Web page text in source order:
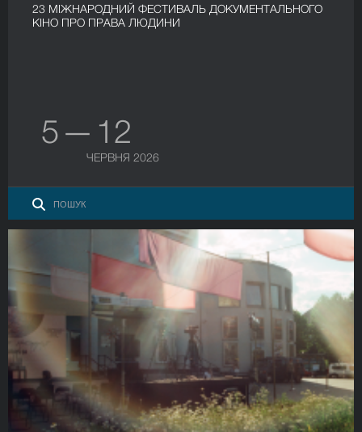
23 МІЖНАРОДНИЙ ФЕСТИВАЛЬ ДОКУМЕНТАЛЬНОГО
КІНО ПРО ПРАВА ЛЮДИНИ
5 — 12
ЧЕРВНЯ 2026